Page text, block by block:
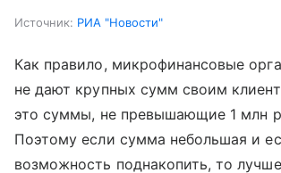
Источник: РИА "Новости"
Как правило, микрофинансовые
не дают крупных сумм своим
это суммы, не превышающие 1 млн
Поэтому если сумма небольшая и
возможность поднакопить, то